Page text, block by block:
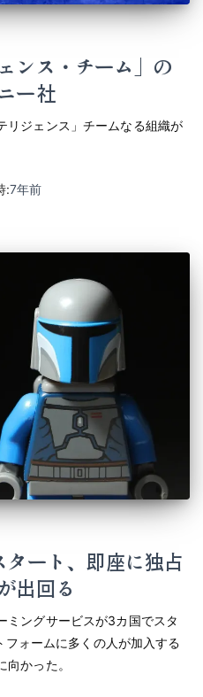
ンス・チーム」の
ー社
リジェンス」チームなる組織が
:7年前
ート、即座に独占
出回る
ミングサービスが3カ国でスタ
ォームに多くの人が加入する
かった。